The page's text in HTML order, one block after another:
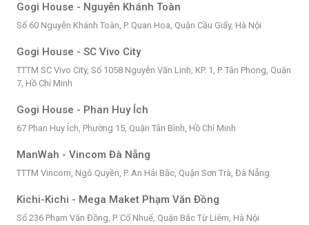
Gogi House - Nguyễn Khánh Toàn
Số 60 Nguyễn Khánh Toàn, P. Quan Hoa, Quận Cầu Giấy, Hà Nội
Gogi House - SC Vivo City
TTTM SC Vivo City, Số 1058 Nguyễn Văn Linh, KP. 1, P. Tân Phong, Quận
7, Hồ Chí Minh
Gogi House - Phan Huy Ích
67 Phan Huy Ích, Phường 15, Quận Tân Bình, Hồ Chí Minh
ManWah - Vincom Đà Nẵng
TTTM Vincom, Ngô Quyền, P. An Hải Bắc, Quận Sơn Trà, Đà Nẵng
Kichi-Kichi - Mega Maket Phạm Văn Đồng
Số 236 Phạm Văn Đồng, P. Cổ Nhuế, Quận Bắc Từ Liêm, Hà Nội